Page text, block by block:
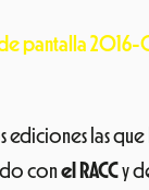
ediciones las
conel RACCy